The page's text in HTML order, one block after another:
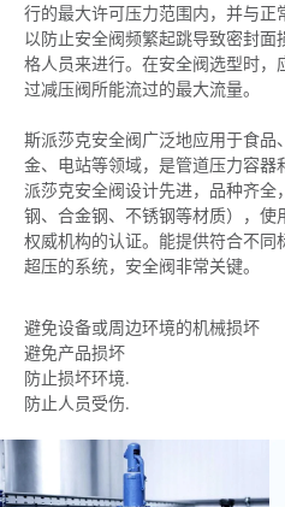
行的最大许可压力范围内，并与正
以防止安全阀频繁起跳导致密封
格人员来进行。在安全阀选型时
过减压阀所能流过的最大流量。
斯派莎克安全阀广泛地应用于食品
金、电站等领域，是管道压力容
派莎克安全阀设计先进，品种齐
钢、合金钢、不锈钢等材质），
权威机构的认证。能提供符合不
超压的系统，安全阀非常关键。
避免设备或周边环境的机械损坏
避免产品损坏
防止损坏环境.
防止人员受伤.